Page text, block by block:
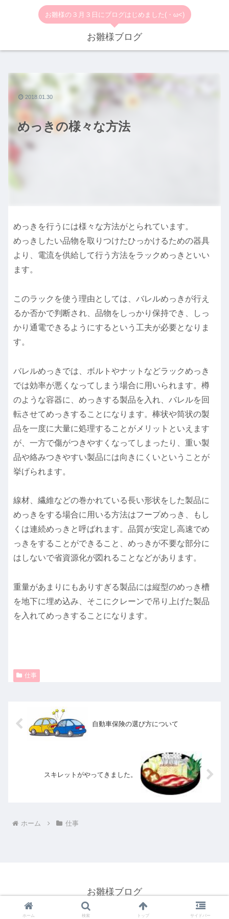
お雛様の３月３日にブログはじめました(・ω<)
お雛様ブログ
めっきの様々な方法
2018.01.30
めっきを行うには様々な方法がとられています。
めっきしたい品物を取りつけたひっかけるための器具
より、電流を供給して行う方法をラックめっきといい
ます。
このラックを使う理由としては、バレルめっきが行え
るか否かで判断され、品物をしっかり保持でき、しっ
かり通電できるようにするという工夫が必要となりま
す。
バレルめっきでは、ボルトやナットなどラックめっき
では効率が悪くなってしまう場合に用いられます。樽
のような容器に、めっきする製品を入れ、バレルを回
転させてめっきすることになります。棒状や筒状の製
品を一度に大量に処理することがメリットといえます
が、一方で傷がつきやすくなってしまったり、重い製
品や絡みつきやすい製品には向きにくいということが
挙げられます。
線材、繊維などの巻かれている長い形状をした製品に
めっきをする場合に用いる方法はフープめっき、もし
くは連続めっきと呼ばれます。品質が安定し高速でめ
っきをすることができること、めっきが不要な部分に
はしないで省資源化が図れることなどがあります。
重量があまりにもありすぎる製品には縦型のめっき槽
を地下に埋め込み、そこにクレーンで吊り上げた製品
を入れてめっきすることになります。
仕事
自動車保険の選び方について
スキレットがやってきました。
ホーム 仕事
お雛様ブログ
© 2014 お雛様ブログ.
ホーム 検索 トップ サイドバー